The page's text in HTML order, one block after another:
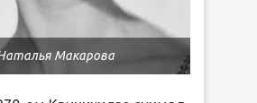
Макарова